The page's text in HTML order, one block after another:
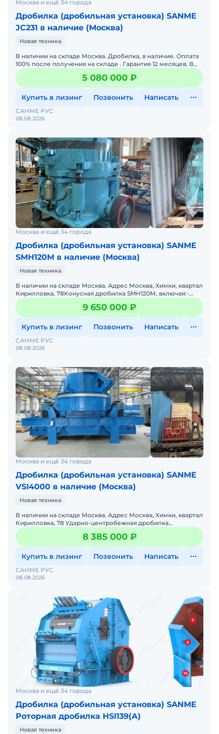
Москва и ещё 34 города
Дробилка (дробильная установка) SANME
JC231 в наличие (Москва)
Новая техника
В наличии на складе Москва. Дробилка, в наличие. Оплата
100% после получения на складе . Гарантия 12 месяцев. В
стоимость включен выезд инженера для принятия на
5 080 000 ₽
Купить в лизинг Позвонить Написать
08.08.2026
САНМЕ РУС
Москва и ещё 34 города
Дробилка (дробильная установка) SANME
SMH120М в наличие (Москва)
Новая техника
В наличии на складе Москва. Адрес Москва, Химки, квартал
Кирилловка, 78Конусная дробилка SMH120М, включая:-
пульт управления с плавным пуском XICHI – 1 шт.
9 650 000 ₽
Купить в лизинг Позвонить Написать
08.08.2026
САНМЕ РУС
Москва и ещё 34 города
Дробилка (дробильная установка) SANME
VSI4000 в наличие (Москва)
Новая техника
В наличии на складе Москва. Адрес Москва, Химки, квартал
Кирилловка, 78 Ударно-центробежная дробилка
VSI4000:Для получения кубовидного щебня мелкой
фракции и п
8 385 000 ₽
Купить в лизинг Позвонить Написать
08.08.2026
САНМЕ РУС
Москва и ещё 34 города
Дробилка (дробильная установка) SANME
Роторная дробилка HSI139(А)
Новая техника